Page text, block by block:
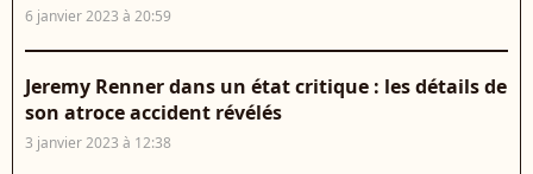
6 janvier 2023 à 20:59
Jeremy Renner dans un état critique : les détails de
son atroce accident révélés
3 janvier 2023 à 12:38